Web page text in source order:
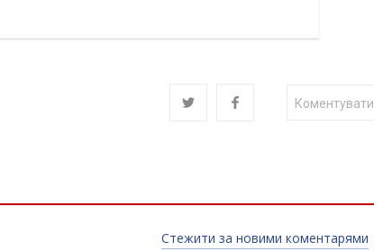
Коментувати
Стежити за новими коментарями